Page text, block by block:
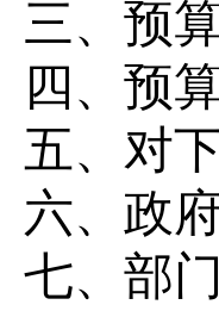
三、预
四、 预
五、 对
六、 政
七、部门